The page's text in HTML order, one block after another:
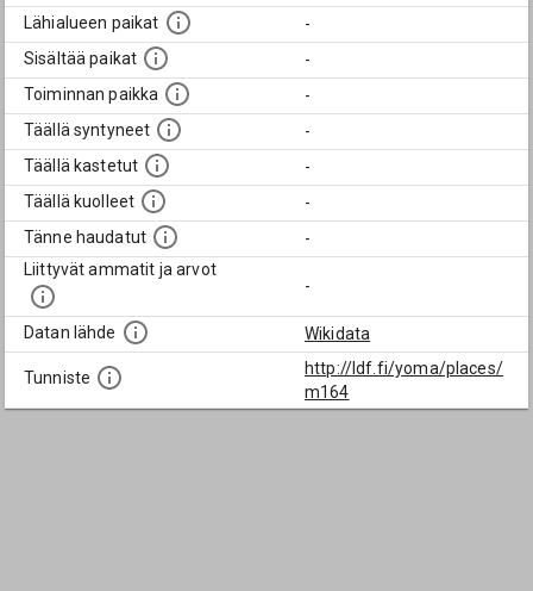
Lähialueen paikat
-
Sisältää paikat
-
Toiminnan paikka
-
Täällä syntyneet
-
Täällä kastetut
-
Täällä kuolleet
-
Tänne haudatut
-
Liittyvät ammatit ja arvot
-
Datan lähde Wikidata
Tunniste
http://ldf.fi/yoma/places/
m164